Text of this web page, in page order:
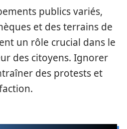
publics variés,
et des terrains de
un rôle crucial dans le
des citoyens. Ignorer
des protests et